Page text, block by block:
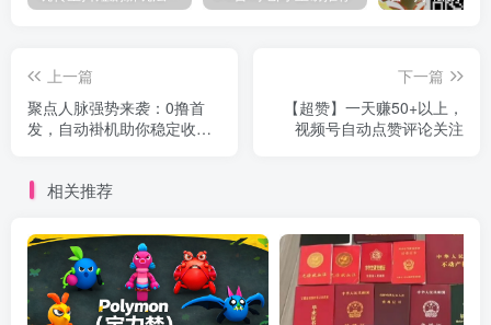
上一篇
聚点人脉强势来袭：0撸首
发，自动褂机助你稳定收
下一篇
【超赞】一天赚50+以上，
视频号自动点赞评论关注
相关推荐